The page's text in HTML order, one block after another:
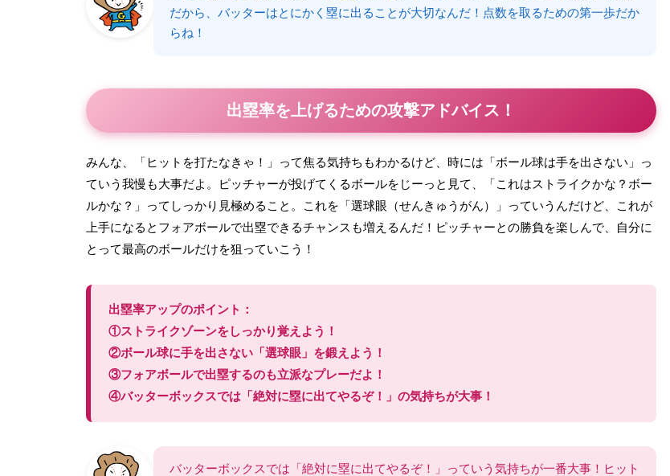
だから、バッターはとにかく塁に出ることが大切なんだ！点数を取るための第一歩だか
らね！
出塁率を上げるための攻撃アドバイス！
みんな、「ヒットを打たなきゃ！」って焦る気持ちもわかるけど、時には「ボール球は手を出さない」っ
ていう我慢も大事だよ。ピッチャーが投げてくるボールをじーっと見て、「これはストライクかな？ボー
ルかな？」ってしっかり見極めること。これを「選球眼（せんきゅうがん）」っていうんだけど、これが
上手になるとフォアボールで出塁できるチャンスも増えるんだ！ピッチャーとの勝負を楽しんで、自分に
とって最高のボールだけを狙っていこう！
出塁率アップのポイント：
①ストライクゾーンをしっかり覚えよう！
②ボール球に手を出さない「選球眼」を鍛えよう！
③フォアボールで出塁するのも立派なプレーだよ！
④バッターボックスでは「絶対に塁に出てやるぞ！」の気持ちが大事！
バッターボックスでは「絶対に塁に出てやるぞ！」っていう気持ちが一番大事！ヒット